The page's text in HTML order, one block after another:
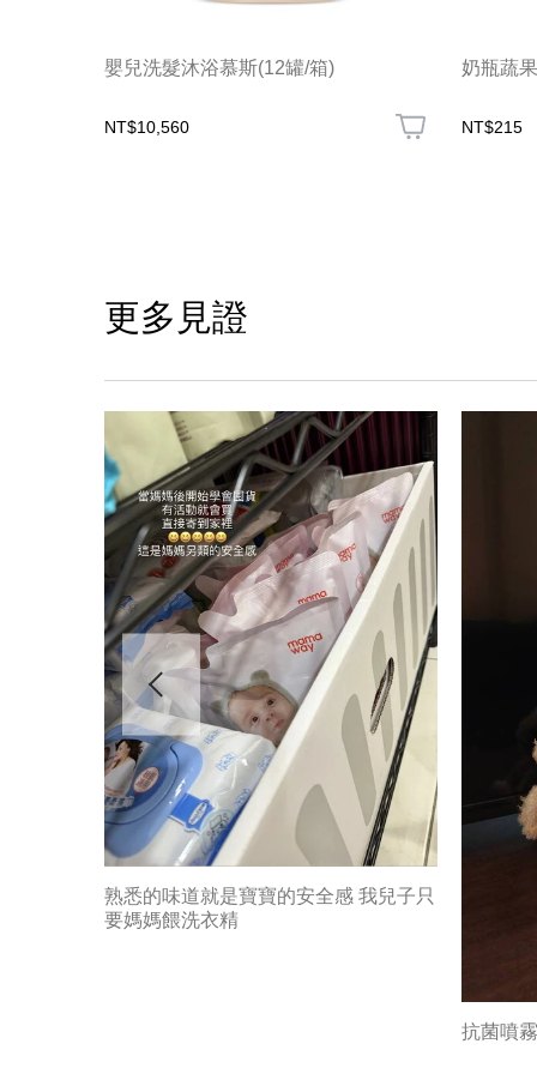
嬰兒洗髮沐浴慕斯(12罐/箱)
NT$10,560
奶瓶蔬
NT$215
更多見證
熟悉的味道就是寶寶的安全感 我兒子只
要媽媽餵洗衣精
抗菌噴